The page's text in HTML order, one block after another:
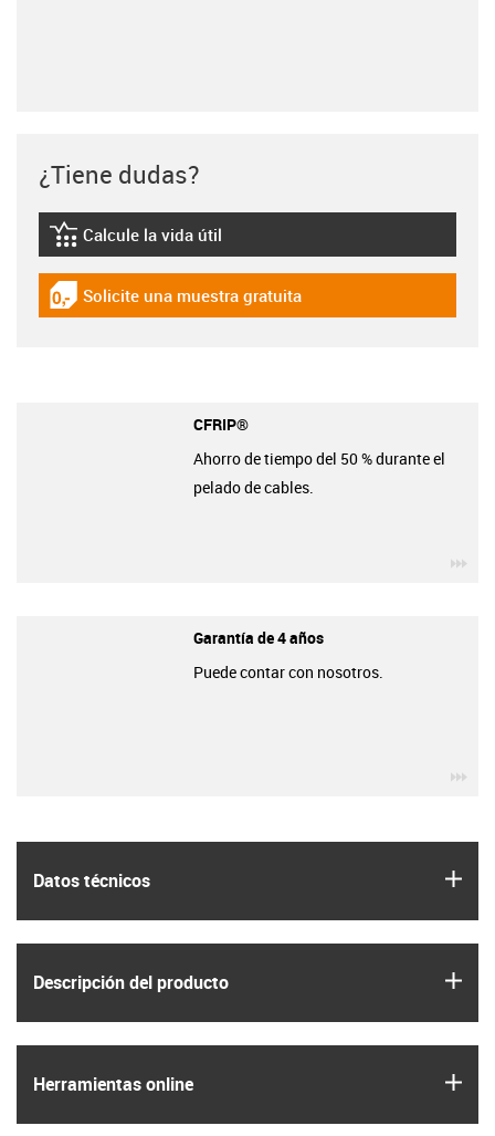
Datos técnicos
Descripción del producto
Herramientas online
¿Tiene dudas?
igus-icon-lebensdauerrechner
Calcule la vida útil
igus-icon-gratismuster
Solicite una muestra gratuita
CFRIP®
Ahorro de tiempo del 50 % durante el
pelado de cables.
Garantía de 4 años
Puede contar con nosotros.